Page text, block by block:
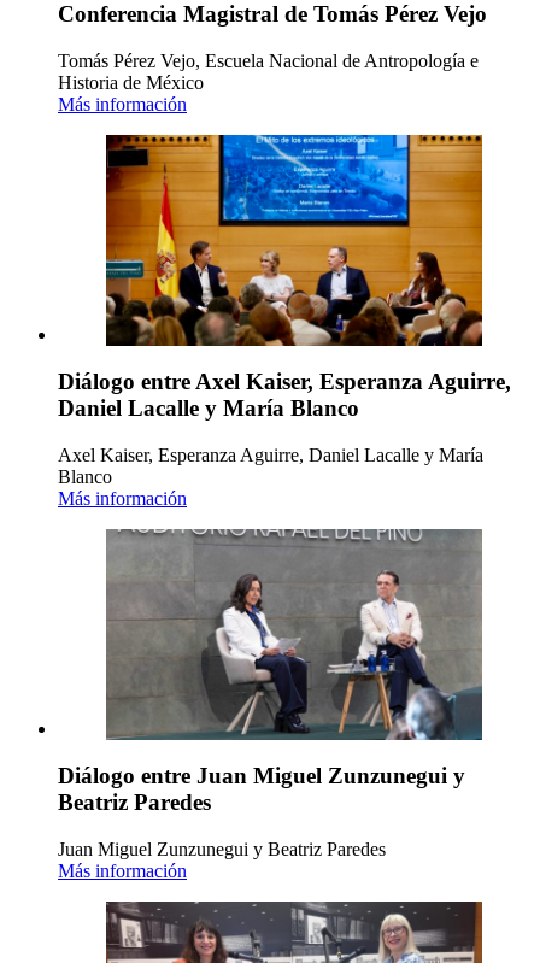
Conferencia Magistral de Tomás Pérez Vejo
Tomás Pérez Vejo, Escuela Nacional de Antropología e
Historia de México
Más información
Diálogo entre Axel Kaiser, Esperanza Aguirre,
Daniel Lacalle y María Blanco
Axel Kaiser, Esperanza Aguirre, Daniel Lacalle y María
Blanco
Más información
Diálogo entre Juan Miguel Zunzunegui y
Beatriz Paredes
Juan Miguel Zunzunegui y Beatriz Paredes
Más información